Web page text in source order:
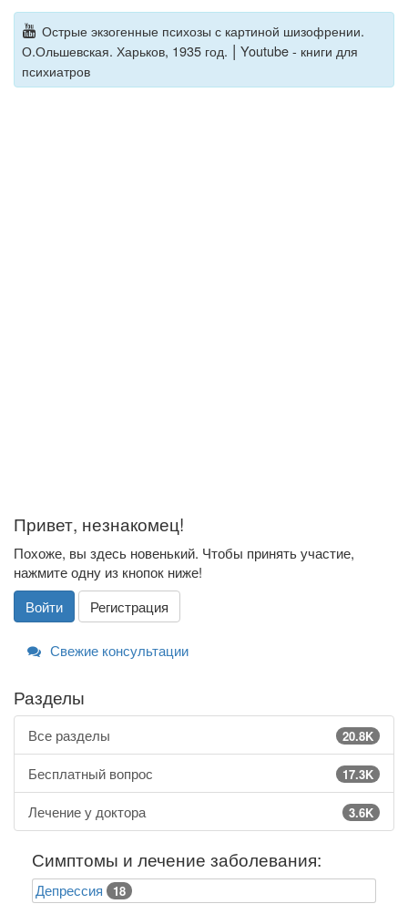
Острые экзогенные психозы с картиной шизофрении.
О.Ольшевская. Харьков, 1935 год. | Youtube - книги для
психиатров
Привет, незнакомец!
Похоже, вы здесь новенький. Чтобы принять участие,
нажмите одну из кнопок ниже!
Войти
Регистрация
Свежие консультации
Разделы
Все разделы 20.8K
Бесплатный вопрос 17.3K
Лечение у доктора 3.6K
Симптомы и лечение заболевания:
Депрессия 18